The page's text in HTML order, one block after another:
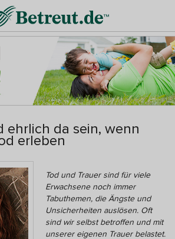
ehrlich da sein, wenn
erleben
Tod und Trauer sind für viele
Erwachsene noch immer
Tabuthemen, die Ängste und
Unsicherheiten auslösen. Oft
sind wir selbst betroffen und mit
unserer eigenen Trauer belastet.